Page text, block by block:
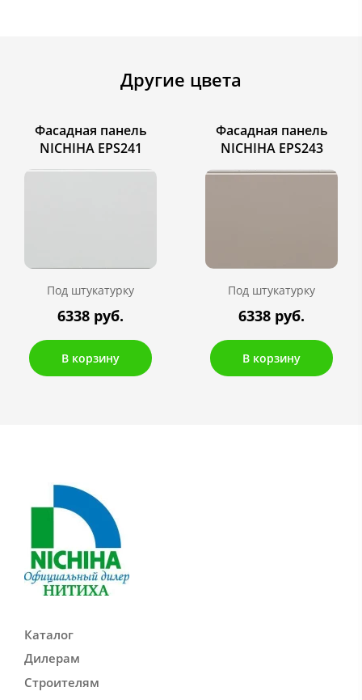
Другие цвета
Фасадная панель
NICHIHA EPS241
Под штукатурку
6338 руб.
В корзину
Фасадная панель
NICHIHA EPS243
Под штукатурку
6338 руб.
В корзину
Каталог
Дилерам
Строителям